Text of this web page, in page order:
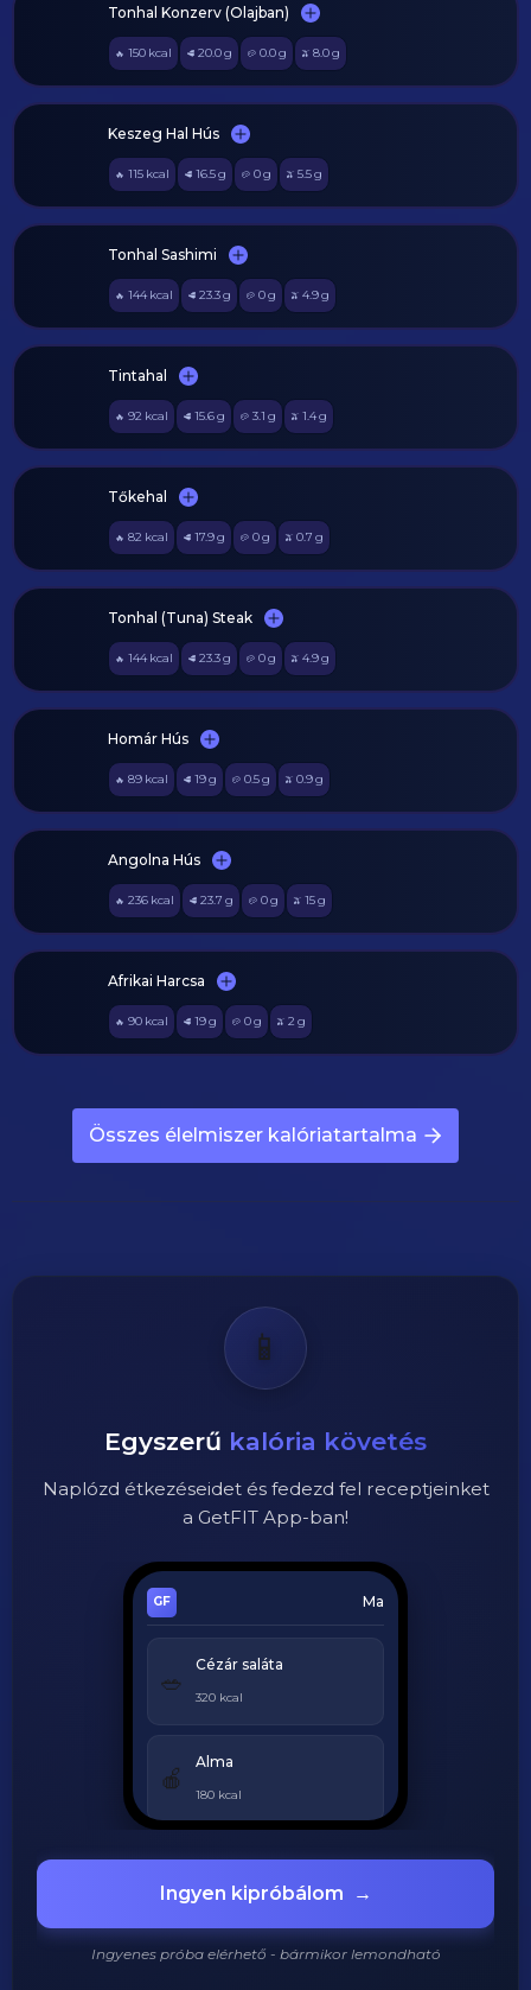
Tonhal Konzerv (Olajban)
🔥 150 kcal 🥩 20.0g 🥔 0.0g 🫒 8.0g
Keszeg Hal Hús
🔥 115 kcal 🥩 16.5g 🥔 0g 🫒 5.5g
Tonhal Sashimi
🔥 144 kcal 🥩 23.3g 🥔 0g 🫒 4.9g
Tintahal
🔥 92 kcal 🥩 15.6g 🥔 3.1 g 🫒 1.4g
Tőkehal
🔥 82 kcal 🥩 17.9g 🥔 0g 🫒 0.7 g
Tonhal (Tuna) Steak
🔥 144 kcal 🥩 23.3g 🥔 0g 🫒 4.9g
Homár Hús
🔥 89 kcal 🥩 19g 🥔 0.5g 🫒 0.9g
Angolna Hús
🔥 236 kcal 🥩 23.7 g 🥔 0g 🫒 15g
Afrikai Harcsa
🔥 90 kcal 🥩 19g 🥔 0g 🫒 2 g
Összes élelmiszer kalóriatartalma
📱
Egyszerű kalória követés
Naplózd étkezéseidet és fedezd fel receptjeinket
a GetFIT App-ban!
Ma
🥗
Cézár saláta
320 kcal
🍎
Alma
180 kcal
Grillezett csirke
420 kcal
Ingyen kipróbálom →
Ingyenes próba elérhető - bármikor lemondható